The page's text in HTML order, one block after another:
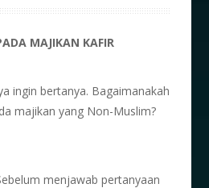
MAJIKAN KAFIR
ingin bertanya. Bagaimanakah
majikan yang Non-Muslim?
menjawab pertanyaan